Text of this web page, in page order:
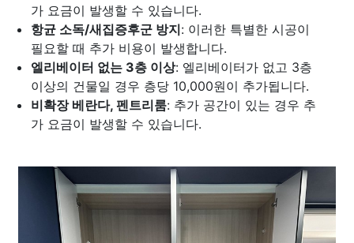
가 요금이 발생할 수 있습니다.
항균 소독/새집증후군 방지: 이러한 특별한 시공이
필요할 때 추가 비용이 발생합니다.
엘리베이터 없는 3층 이상: 엘리베이터가 없고 3층
이상의 건물일 경우 층당 10,000원이 추가됩니다.
비확장 베란다, 펜트리룸: 추가 공간이 있는 경우 추
가 요금이 발생할 수 있습니다.